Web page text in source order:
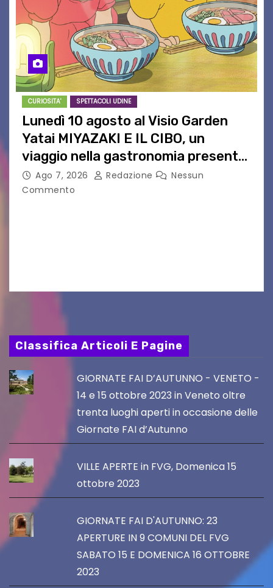
CURIOSITA' SPETTACOLI UDINE
Lunedì 10 agosto al Visio Garden
Yatai MIYAZAKI E IL CIBO, un
viaggio nella gastronomia presente
nei film di Hayao Miyazaki!
Ago 7, 2026 Redazione
Nessun
Commento
Classifica Articoli E Pagine
GIORNATE FAI D’AUTUNNO - VENETO -
14 e 15 ottobre 2023 in Veneto oltre
trenta luoghi aperti in occasione delle
Giornate FAI d’Autunno
VILLE APERTE in FVG, Domenica 15
ottobre 2023
GIORNATE FAI D'AUTUNNO: 23
APERTURE IN 9 COMUNI DEL FVG
SABATO 15 E DOMENICA 16 OTTOBRE
2023